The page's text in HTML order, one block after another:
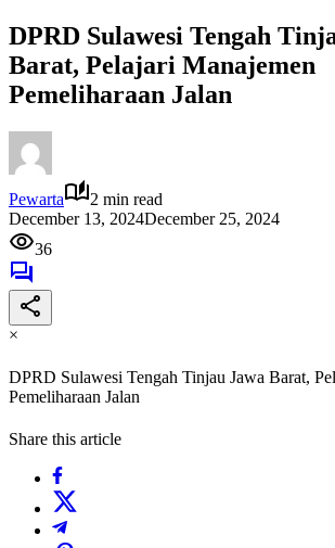
DPRD Sulawesi Tengah
Barat, Pelajari Manajemen
Pemeliharaan Jalan
Pewarta
2 min read
December 13, 2024December 25, 2024
36
×
DPRD Sulawesi Tengah Tinjau Jawa Barat,
Pemeliharaan Jalan
Share this article